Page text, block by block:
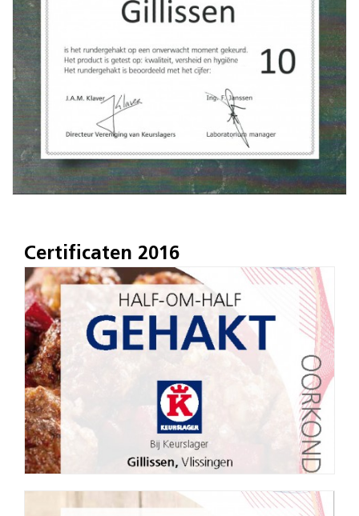
Certificaten 2016